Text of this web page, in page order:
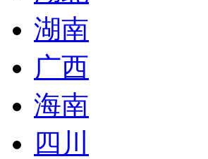
湖南
广西
海南
四川